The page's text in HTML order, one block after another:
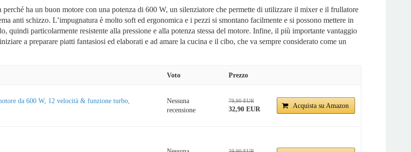
perché ha un buon motore con una potenza di 600 W, un silenziatore che permette di utilizzare il mixer e il frullatore
anti schizzo. L’impugnatura è molto soft ed ergonomica e i pezzi si smontano facilmente e si possono mettere in
particolarmente resistente alla pressione e alla potenza stessa del motore. Infine, il più importante vantaggio
a preparare piatti fantasiosi ed elaborati e ad amare la cucina e il cibo, che va sempre considerato come un
Voto Prezzo
da 600 W, 12 velocità & funzione turbo,
Nessuna
recensione
79,90 EUR
32,90 EUR Acquista su Amazon